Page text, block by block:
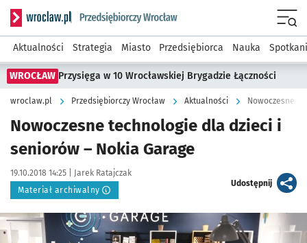
Serwis informacyjny wroclaw.pl podserwis: Strategia
Aktualności Strategia Miasto Przedsiębiorca Nauka
WROCŁAW Przysięga w 10 Wrocławskiej Brygadzie Łączności
wroclaw.pl Przedsiębiorczy Wrocław Aktualności Nowoczesne
Nowoczesne technologie dla dzieci i
seniorów – Nokia Garage
Data publikacji:
19.10.2018 14:25 | Autor:
Jarek Ratajczak
Materiał archiwalny
Udostępnijartykuł
Kliknij, aby powiększyć